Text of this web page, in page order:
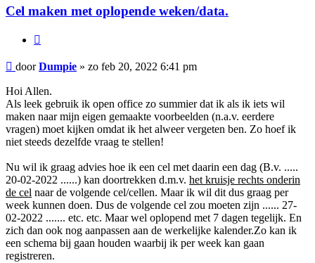
Cel maken met oplopende weken/data.
Bericht
doorDumpie » zo feb 20, 2022 6:41 pm
Hoi Allen.
Als leek gebruik ik open office zo summier dat ik als ik iets wil
maken naar mijn eigen gemaakte voorbeelden (n.a.v. eerdere
vragen) moet kijken omdat ik het alweer vergeten ben. Zo hoef ik
niet steeds dezelfde vraag te stellen!
Nu wil ik graag advies hoe ik een cel met daarin een dag (B.v. .....
20-02-2022 ......) kan doortrekken d.m.v. het kruisje rechts onderin
de cel naar de volgende cel/cellen. Maar ik wil dit dus graag per
week kunnen doen. Dus de volgende cel zou moeten zijn ...... 27-
02-2022 ....... etc. etc. Maar wel oplopend met 7 dagen tegelijk. En
zich dan ook nog aanpassen aan de werkelijke kalender.Zo kan ik
een schema bij gaan houden waarbij ik per week kan gaan
registreren.